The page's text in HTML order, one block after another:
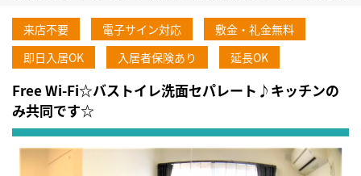
来店不要 電子サイン対応
敷金・礼金無料
即日入居OK
入居者保険あり 延長OK
Free Wi-Fi☆バストイレ洗面セパレート♪キッチンの
み共同です☆